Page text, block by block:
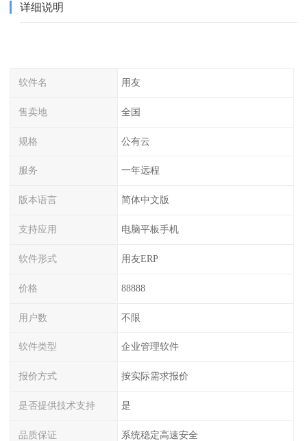
详细说明
软件名 用友
售卖地 全国
规格 公有云
服务 一年远程
版本语言 简体中文版
支持应用 电脑平板手机
软件形式 用友ERP
价格 88888
用户数 不限
软件类型 企业管理软件
报价方式 按实际需求报价
是否提供技术支持 是
品质保证 系统稳定高速安全